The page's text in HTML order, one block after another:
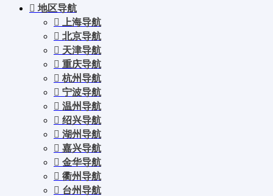
地区导航
上海导航
北京导航
天津导航
重庆导航
杭州导航
宁波导航
温州导航
绍兴导航
湖州导航
嘉兴导航
金华导航
衢州导航
台州导航